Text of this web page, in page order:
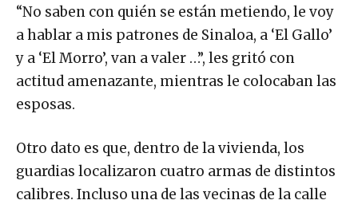
“No saben con quién se están metiendo, le voy
a hablar a mis patrones de Sinaloa, a ‘El Gallo’
y a ‘El Morro’, van a valer …”, les gritó con
actitud amenazante, mientras le colocaban las
esposas.
Otro dato es que, dentro de la vivienda, los
guardias localizaron cuatro armas de distintos
calibres. Incluso una de las vecinas de la calle